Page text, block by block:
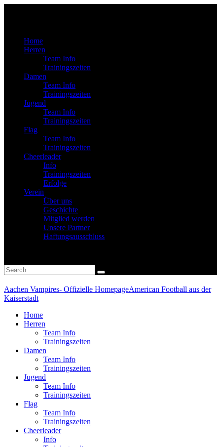
Home
Herren
Team Info
Trainingszeiten
Damen
Team Info
Trainingszeiten
Jugend
Team Info
Trainingszeiten
Flag
Team Info
Trainingszeiten
Cheerleader
Info
Trainingszeiten
Erfolge
Verein
Über uns
Geschichte
Mitglied werden
Unsere Partner
Haftungsausschluss
Aachen Vampires- Offizielle HomepageAmerican Football aus der
Kaiserstadt
Home
Herren
Team Info
Trainingszeiten
Damen
Team Info
Trainingszeiten
Jugend
Team Info
Trainingszeiten
Flag
Team Info
Trainingszeiten
Cheerleader
Info